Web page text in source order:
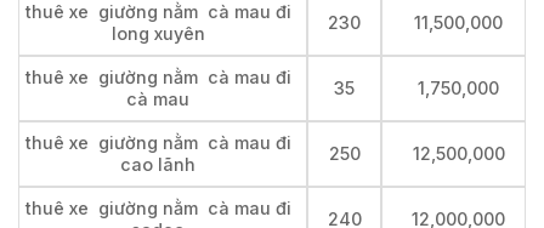
thuê xe giường nằm cà mau đi
long xuyên
230 11,500,000
thuê xe giường nằm cà mau đi
cà mau
35 1,750,000
thuê xe giường nằm cà mau đi
cao lãnh
250 12,500,000
thuê xe giường nằm cà mau đi
240 12,000,000